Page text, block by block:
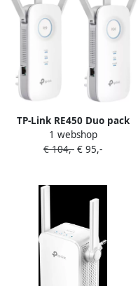
TP-Link RE450 Duo pack
1 webshop
€ 104,- € 95,-